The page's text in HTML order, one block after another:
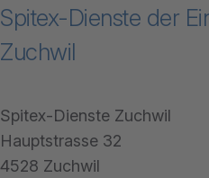
Spitex-Dienste der
Zuchwil
Spitex-Dienste Zuchwil
Hauptstrasse 32
4528 Zuchwil